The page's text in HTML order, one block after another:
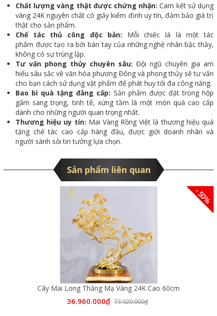
Chất lượng vàng thật được chứng nhận: Cam kết sử dụng
vàng 24K nguyên chất có giấy kiểm định uy tín, đảm bảo giá trị
thật cho sản phẩm.
Chế tác thủ công độc bản: Mỗi chiếc lá là một tác
phẩm được tạo ra bởi bàn tay của những nghệ nhân bậc thầy,
không có sự trùng lặp.
Tư vấn phong thủy chuyên sâu: Đội ngũ chuyên gia am
hiểu sâu sắc về văn hóa phương Đông và phong thủy sẽ tư vấn
cho bạn cách sử dụng vật phẩm để phát huy tối đa công năng.
Bao bì quà tặng đẳng cấp: Sản phẩm được đặt trong hộp
gấm sang trọng, tinh tế, xứng tầm là một món quà cao cấp
dành cho những người quan trọng nhất.
Thương hiệu uy tín: Mai Vàng Rồng Việt là thương hiệu quà
tặng chế tác cao cấp hàng đầu, được giới doanh nhân và
người sành sỏi tin tưởng lựa chọn.
Sản phẩm liên quan
- 50%
Cây Mai Long Thăng Mạ Vàng 24K Cao 60cm
36.960.000₫ 73.920.000₫